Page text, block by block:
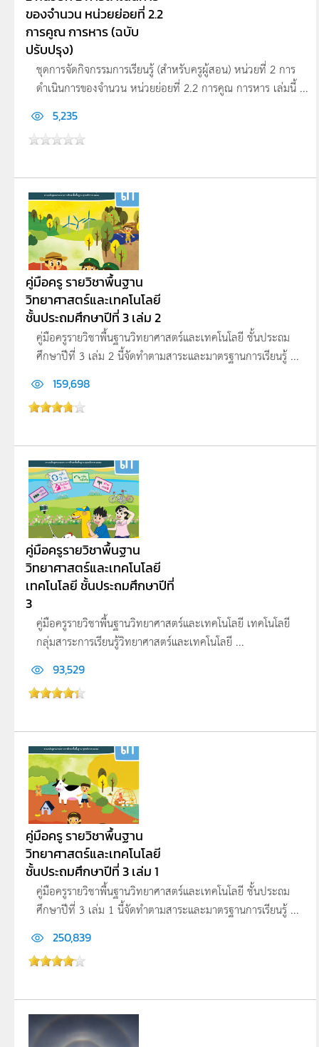
ของจำนวน หน่วยย่อยที่ 2.2
การคูณ การหาร (ฉบับ
ปรับปรุง)
ชุดการจัดกิจกรรมการเรียนรู้ (สำหรับครูผู้สอน) หน่วยที่ 2 การ
ดำเนินการของจำนวน หน่วยย่อยที่ 2.2 การคูณ การหาร เล่มนี้ ...
5,235
คู่มือครู รายวิชาพื้นฐาน
วิทยาศาสตร์และเทคโนโลยี
ชั้นประถมศึกษาปีที่ 3 เล่ม 2
คู่มือครูรายวิชาพื้นฐานวิทยาศาสตร์และเทคโนโลยี ชั้นประถม
ศึกษาปีที่ 3 เล่ม 2 นี้จัดทำตามสาระและมาตรฐานการเรียนรู้ ...
159,698
คู่มือครูรายวิชาพื้นฐาน
วิทยาศาสตร์และเทคโนโลยี
เทคโนโลยี ชั้นประถมศึกษาปีที่
3
คู่มือครูรายวิชาพื้นฐานวิทยาศาสตร์และเทคโนโลยี เทคโนโลยี
กลุ่มสาระการเรียนรู้วิทยาศาสตร์และเทคโนโลยี ...
93,529
คู่มือครู รายวิชาพื้นฐาน
วิทยาศาสตร์และเทคโนโลยี
ชั้นประถมศึกษาปีที่ 3 เล่ม 1
คู่มือครูรายวิชาพื้นฐานวิทยาศาสตร์และเทคโนโลยี ชั้นประถม
ศึกษาปีที่ 3 เล่ม 1 นี้จัดทำตามสาระและมาตรฐานการเรียนรู้ ...
250,839